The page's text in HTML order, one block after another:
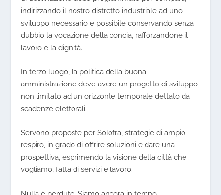
indirizzando il nostro distretto industriale ad uno
sviluppo necessario e possibile conservando senza
dubbio la vocazione della concia, rafforzandone il
lavoro e la dignità.
In terzo luogo, la politica della buona
amministrazione deve avere un progetto di sviluppo
non limitato ad un orizzonte temporale dettato da
scadenze elettorali.
Servono proposte per Solofra, strategie di ampio
respiro, in grado di offrire soluzioni e dare una
prospettiva, esprimendo la visione della città che
vogliamo, fatta di servizi e lavoro.